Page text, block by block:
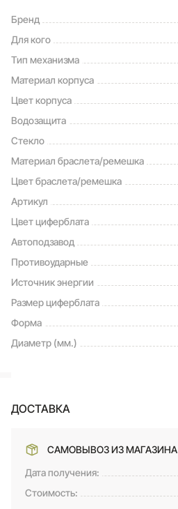
Бренд
Для кого
Тип механизма
Материал корпуса
Цвет корпуса
Водозащита
Стекло
Материал браслета/ремешка
Цвет браслета/ремешка
Артикул
Цвет циферблата
Автоподзавод
Противоударные
Источник энергии
Размер циферблата
Форма
Диаметр (мм.)
ДОСТАВКА
САМОВЫВОЗ ИЗ МАГАЗИНА
Дата получения:
Стоимость: